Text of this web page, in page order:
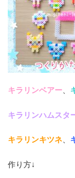
キラリンベアー
キラリンハムスタ
キラリンキツネ
作り方↓